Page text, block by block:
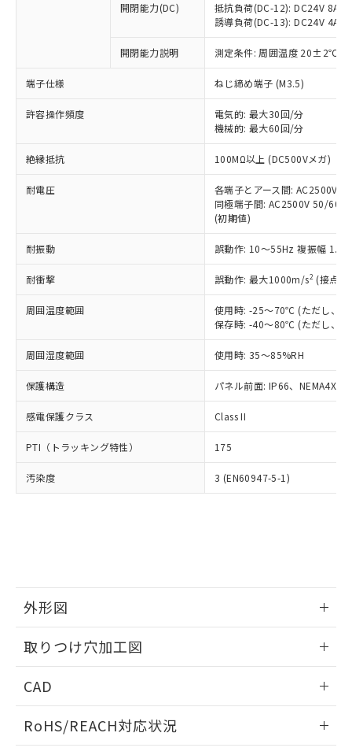
開閉能力(DC)
抵抗負荷(DC-12): DC24V 8A/
誘導負荷(DC-13): DC24V 4A/
開閉能力説明 測定条件: 周囲温度 20±2℃、
端子仕様 ねじ締め端子 (M3.5)
許容操作頻度
電気的: 最大30回/分
機械的: 最大60回/分
絶縁抵抗 100MΩ以上 (DC500Vメガ)
耐電圧
各端子とアース間: AC2500V
同極端子間: AC2500V 50/
(初期値)
耐振動 誤動作: 10～55Hz 複振幅
耐衝撃 誤動作: 最大1000m/s2 (接点
周囲温度範囲
使用時: -25～70℃ (ただし、氷
保存時: -40～80℃ (ただし、氷
周囲湿度範囲 使用時: 35～85%RH
保護構造 パネル前面: IP66、NEMA4X,
感電保護クラス Class II
PTI（トラッキング特性） 175
汚染度 3 (EN60947-5-1)
外形図
取りつけ穴加工図
CAD
ドすることができます。
RoHS/REACH対応状況
以下の条件をお読みいただき、同意のうえ
ご利用ください。
本サービスは、当社制御機器事業取扱
商品の当社在庫状況および標準価格
(税抜)を提供させていただくもので
当社制御機器事業取扱商品の中には、
本サービスの対象外となる商品もある
ことをご了承ください。
在庫状況および標準価格照会結果は、
記載している更新日時点での社内デー
タに基づき作成されるものであり、閲
覧された時点での実際の在庫および標
準価格とは異なる場合があることをご
正式な納期状況および標準価格はお客
様のお取引先、またはお客様担当のオ
ムロン制御機器販売店・当社販売員に
オムロン制御機器販売店や当社販売拠
販売ネットワーク
」をご確認
在庫状況および標準価格結果を当社の
事前の承諾なく第三者に漏洩または開
示しないようお願いします。
マイパーツ機能（部品リスト作成サー
ビス）をご利用いただくには、I-Web
品・サービスに関するお客様との取
の共同利用に関して"
用者の範囲」に記載されている法人を
対応予定なし：EU RoHS指令（10物質）の
非含有に非対応の商品で、対応品を出す予
調査・確認中：EU RoHS指令（10物質）の
非含有の対応状況を調査中または確認中の
商品です。
非該当品：ライセンス料など無形物で、有
害物質有無と関係のない商品です。
仕入先様の事情により、非含有部品として
いたものが、含有品と判明した場合などや
むを得ず変更することがあります。
鉛(Pb) 1000ppm以下、 水銀(Hg) 1000ppm以下、 カド
六価クロム(Cr(Ⅵ)) 1000ppm以下、ポリ臭化ビフェニル
類(PBB) 1000ppm以下、ポリ臭化ジフェニルエーテル類
ルベンジル（BBP） 1000ppm以下、フタル酸ジブチル
（DBP） 1000ppm以下、フタル酸ジイソブチル
但し、RoHS指令で産業用監視および制御機器に対する
適用除外項目は除く。
フタル酸エステル類の４物質については閾値を超える意
図的な使用がないことを確認しています。
部品在庫の切り替え状況などにより、予定
月が前後することがあります。
EU RoHS指令（10物質）の非含有証明書
51物質の非含有証明書（当社基準）
※本証明書は発行日時点で非含有を証明す
物質の対応では、対応完了までの期間は出
荷製品に未対応品が混在することから備考
「○」：最大均質材料含有率が中国RoHSの
基準値以下であることを示します。
「×」：最大均質材料含有率が中国RoHSの
基準値を超えていることを示します。
「－」：未確認です。当社販売部門へお問
*中国RoHS10物質の基準値 (GB/T26572)：
Pb(鉛) :1000ppm、 Hg(水銀) : 1000ppm、 Cd(カドミウ
Cr(Ⅵ)(六価クロム) : 1000ppm、 PBBs(ポリ臭化ビフェ
ニル類) : 1000ppm、 PBDEs(ポリ臭化ジフェニルエーテ
ル類) : 1000ppm、
DBP(フタル酸ジブチル) : 1000ppm、 DIBP(フタル酸ジ
イソブチル) : 1000ppm、 BBP(フタル酸ブチルベンジ
DEHP(フタル酸ビス(2-エチルヘキシル)) : 1000ppm
「ｅ」：有害物質（10物質）のすべてが基
準値以下であることを示します。
「10」：通常の使用状況下において有害物
質が外部に漏えいし、環境に深刻な影響を
及ぼさない年数を意味します。
当社は、これら貴社製品のうち、外国
為替および外国貿易法に定める商品
（以下｢規制貨物等」という）を輸出
または国外への提供する場合は、日本
国政府の輸出許可(または役務取引許
可)を取得するなどの必要な手続きを
当社は規制貨物を破棄する場合は、完
全に破砕するなど、違法に輸出されな
いよう必要な手段を講じます。
当社は貴社製品を、核兵器、ミサイ
ル、化学兵器、生物兵器またはその他
武器並びにこれらの製造装置等に一切
当社は、貴社製品を第三者に販売する
場合は、上記1、2および3の内容を当
該第三者に通知します。また当社は、
販売先および販売に係わる関係者が違
法に輸出するおそれがある場合は、取
り引きをいたしません。
一定数以上の在庫あり
一定数には満たないが在庫あり
在庫なし(最新の在庫状況につ
いては、お客様のお取引先、ま
たはお客様担当のオムロン制御
機器販売店・当社販売員にご確
受注生産機種、また在庫状況の
情報を公開していない機種